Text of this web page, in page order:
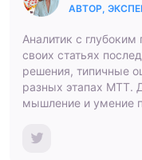
АВТОР,
Аналитик с
своих статьях
решения, типичные
разных этапах МТТ.
мышление и умение